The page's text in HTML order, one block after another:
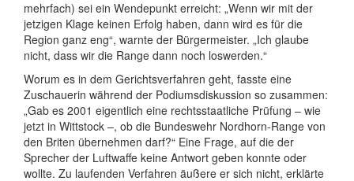
mehrfach) sei ein Wendepunkt erreicht: „Wenn wir mit der
jetzigen Klage keinen Erfolg haben, dann wird es für die
Region ganz eng“, warnte der Bürgermeister. „Ich glaube
nicht, dass wir die Range dann noch loswerden.“
Worum es in dem Gerichtsverfahren geht, fasste eine
Zuschauerin während der Podiumsdiskussion so zusammen:
„Gab es 2001 eigentlich eine rechtsstaatliche Prüfung – wie
jetzt in Wittstock –, ob die Bundeswehr Nordhorn-Range von
den Briten übernehmen darf?“ Eine Frage, auf die der
Sprecher der Luftwaffe keine Antwort geben konnte oder
wollte. Zu laufenden Verfahren äußere er sich nicht, erklärte